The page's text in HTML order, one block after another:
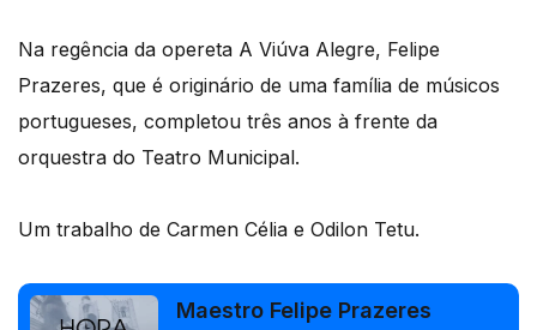
Na regência da opereta A Viúva Alegre, Felipe
Prazeres, que é originário de uma família de músicos
portugueses, completou três anos à frente da
orquestra do Teatro Municipal.
Um trabalho de Carmen Célia e Odilon Tetu.
Maestro Felipe Prazeres